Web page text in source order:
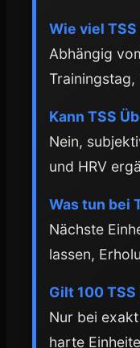
Wie viel
Abhängig
Trainingstag,
Kann TSS
Nein,
und HRV
Was tun bei
Nächste
lassen,
Gilt 100
Nur bei
harte